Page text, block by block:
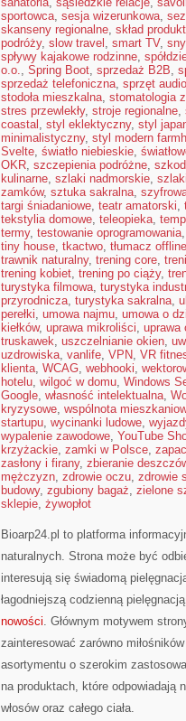
sportowca, sesja wizerunkowa,
skanseny regionalne, skład
podróży, slow travel , smart TV,
spływy kajakowe rodzinne,
o.o., Spring Boot, sprzedaż B2B,
sprzedaż telefoniczna, sprzęt audio
stodoła mieszkalna, stomatologia
stres przewlekły, stroje regionalne,
coastal , styl eklektyczny, styl
minimalistyczny, styl modern
Svelte, światło niebieskie,
OKR, szczepienia podróżne,
kulinarne, szlaki nadmorskie,
zamków, sztuka sakralna,
targi śniadaniowe, teatr amatorski,
tekstylia domowe, teleopieka,
termy, testowanie oprogramowania,
tiny house, tkactwo, tłumacz offline
trawnik naturalny, trening core,
trening kobiet, trening po ciąży,
turystyka filmowa, turystyka
przyrodnicza, turystyka sakralna,
perełki, umowa najmu, umowa o
kiełków, uprawa mikroliści, uprawa
truskawek, uszczelnianie okien,
uzdrowiska, vanlife, VPN, VR
klienta, WCAG, webhooki,
hotelu, wilgoć w domu, Windows
Google, własność intelektualna,
kryzysowe, wspólnota
startupu, wycinanki ludowe,
wypalenie zawodowe, YouTube
krzyżackie, zamki w Polsce,
zasłony i firany, zbieranie
mężczyzn, zdrowie oczu, zdrowie
budowy, zgubiony bagaż, zielone
sklepie, żywopłot
Bioarp24.pl to platforma
naturalnych. Strona może być
interesują się świadomą
łagodniejszą codzienną
nowości. Głównym motywem
zainteresować zarówno
asortymentu o szerokim
na produktach, które odpowiadają
włosów oraz całego ciała.